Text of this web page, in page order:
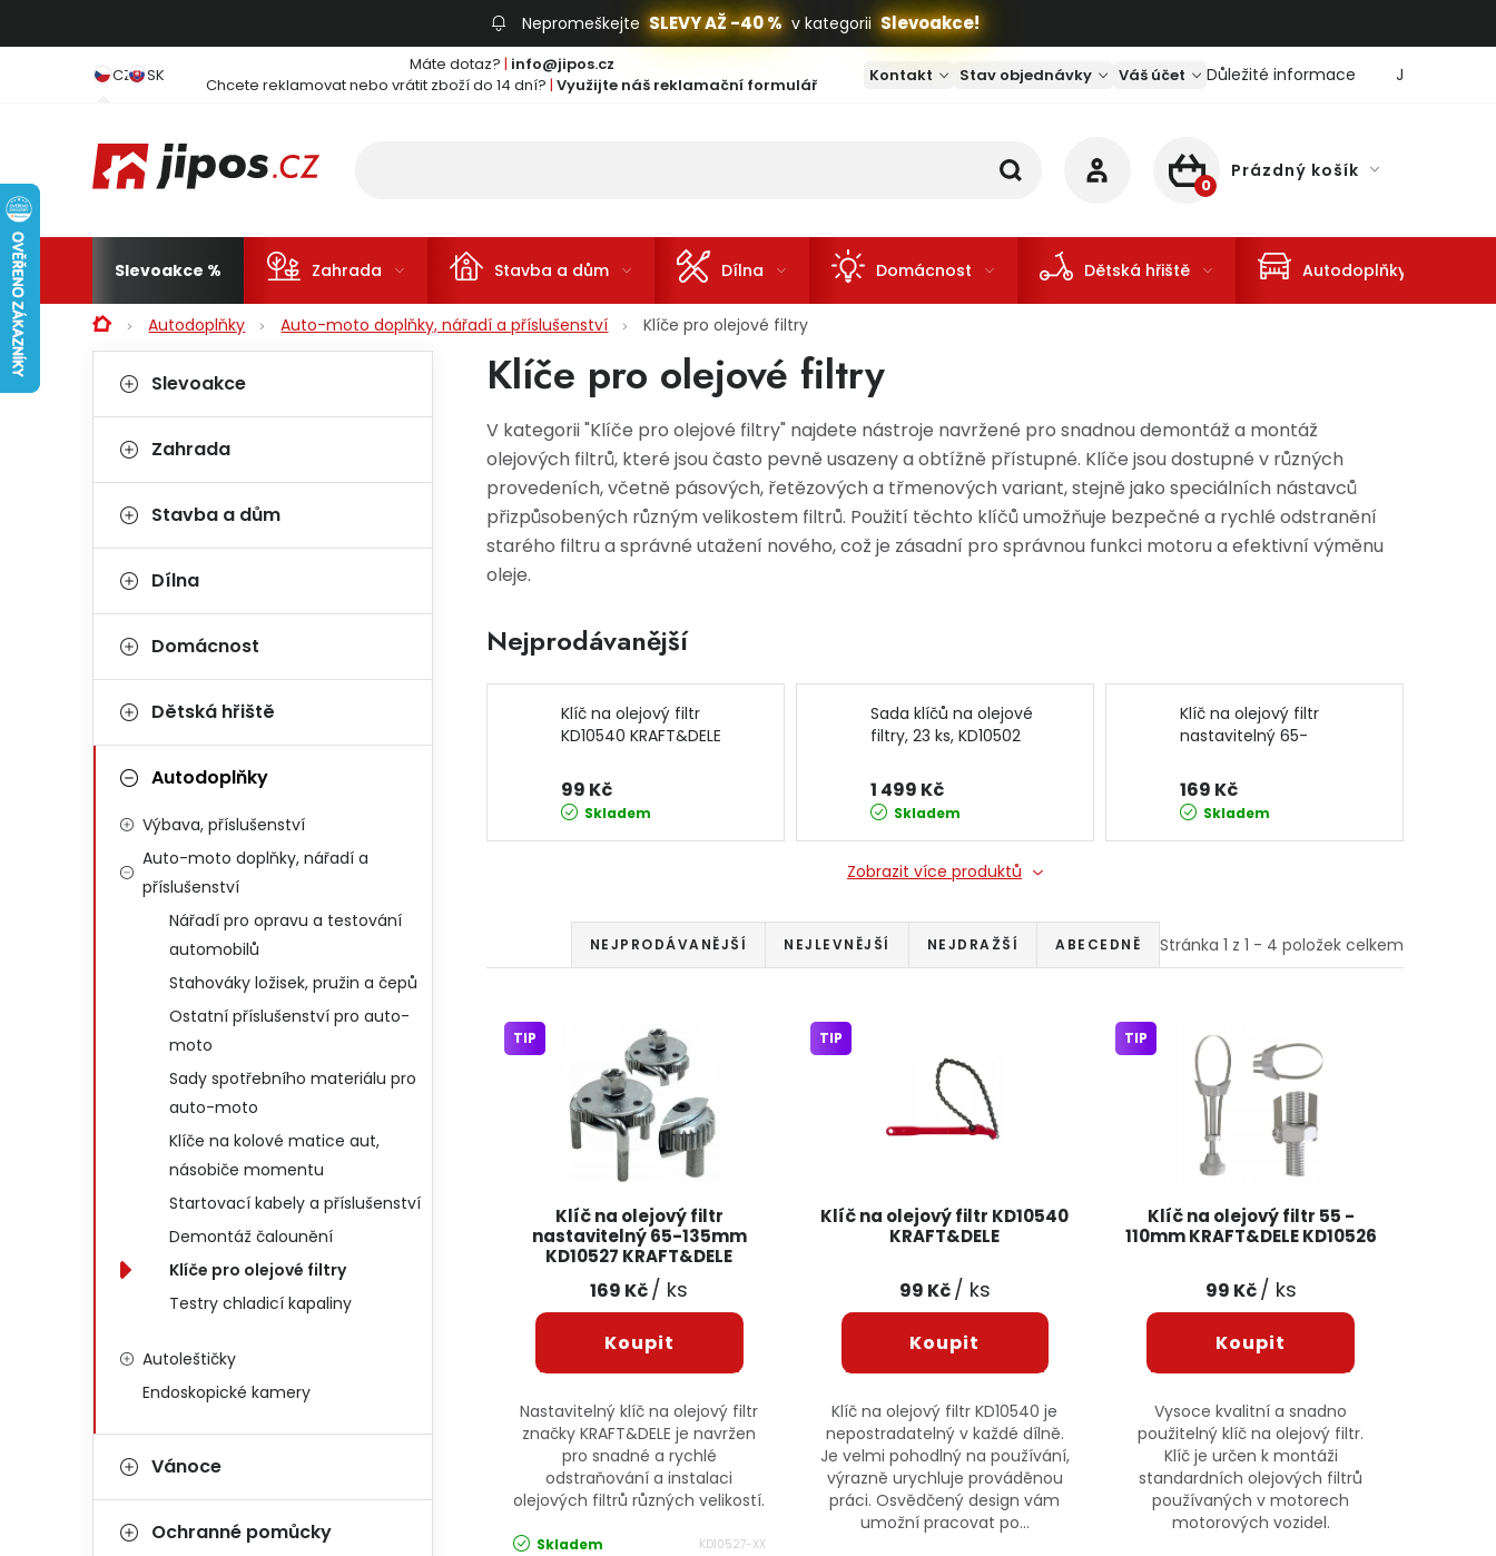
Nepromeškejte SLEVY AŽ -40 % v kategorii Slevoakce!
CZ SK Máte dotaz? | info@jipos.cz
Chcete reklamovat nebo vrátit zboží do 14 dní? | Využijte náš reklamační formulář Kontakt Stav objednávky Váš účet Důležité informace Jaký je
NÁKUPNÍ KOŠÍK
Prázdný košík
Slevoakce Zahrada Stavba a dům Dílna Domácnost Dětská hřiště Autodoplňky
DomůAutodoplňky Auto-moto doplňky, nářadí a příslušenství Klíče pro olejové filtry
Postranní panel
Kategorie
Slevoakce
Zahrada
Stavba a dům
Dílna
Domácnost
Dětská hřiště
Autodoplňky
Výbava, příslušenství
Auto-moto doplňky, nářadí a
příslušenství
Nářadí pro opravu a testování
automobilů
Stahováky ložisek, pružin a čepů
Ostatní příslušenství pro auto-
moto
Sady spotřebního materiálu pro
auto-moto
Klíče na kolové matice aut,
násobiče momentu
Startovací kabely a příslušenství
Demontáž čalounění
Klíče pro olejové filtry
Testry chladicí kapaliny
Autoleštičky
Endoskopické kamery
Vánoce
Ochranné pomůcky
Klíče pro olejové filtry
V kategorii "Klíče pro olejové filtry" najdete nástroje navržené pro snadnou demontáž a montáž
olejových filtrů, které jsou často pevně usazeny a obtížně přístupné. Klíče jsou dostupné v různých
provedeních, včetně pásových, řetězových a třmenových variant, stejně jako speciálních nástavců
přizpůsobených různým velikostem filtrů. Použití těchto klíčů umožňuje bezpečné a rychlé odstranění
starého filtru a správné utažení nového, což je zásadní pro správnou funkci motoru a efektivní výměnu
oleje.
Nejprodávanější
Klíč na olejový filtr
KD10540 KRAFT&DELE
99 Kč
Skladem
Sada klíčů na olejové
filtry, 23 ks, KD10502
1 499 Kč
Skladem
Klíč na olejový filtr
nastavitelný 65-
KRAFT&DELE
169 Kč
Skladem
Zobrazit více produktů
Stránka 1 z 1 - 4 položek celkem
Řazení produktů
NEJPRODÁVANĚJŠÍ NEJLEVNĚJŠÍ NEJDRAŽŠÍ ABECEDNĚ
Výpis produktů
Klíč na olejový filtr
nastavitelný 65-135mm
KD10527 KRAFT&DELE
TIP
169 Kč/ ks
Nastavitelný klíč na olejový filtr
značky KRAFT&DELE je navržen
pro snadné a rychlé
odstraňování a instalaci
olejových filtrů různých velikostí.
Skladem KD10527-XX
Klíč na olejový filtr KD10540
KRAFT&DELE
TIP
99 Kč/ ks
Klíč na olejový filtr KD10540 je
nepostradatelný v každé dílně.
Je velmi pohodlný na používání,
výrazně urychluje prováděnou
práci. Osvědčený design vám
umožní pracovat po...
Klíč na olejový filtr 55 -
110mm KRAFT&DELE KD10526
TIP
99 Kč/ ks
Vysoce kvalitní a snadno
použitelný klíč na olejový filtr.
Klíč je určen k montáži
standardních olejových filtrů
používaných v motorech
motorových vozidel.